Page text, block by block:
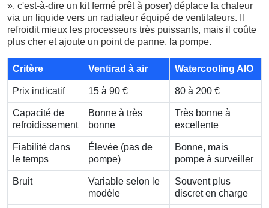
», c'est-à-dire un kit fermé prêt à poser) déplace la chaleur
via un liquide vers un radiateur équipé de ventilateurs. Il
refroidit mieux les processeurs très puissants, mais il coûte
plus cher et ajoute un point de panne, la pompe.
Critère Ventirad à air Watercooling AIO
Prix indicatif 15 à 90 € 80 à 200 €
Capacité de
refroidissement
Bonne à très
bonne
Très bonne à
excellente
Fiabilité dans
le temps
Élevée (pas de
pompe)
Bonne, mais
pompe à surveiller
Bruit
Variable selon le
modèle
Souvent plus
discret en charge